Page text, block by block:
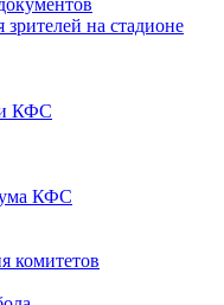
на стадионе
КФС
КФС
комитетов